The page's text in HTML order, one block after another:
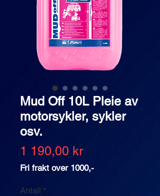
Mud Off 10L Pleie av
motorsykler, sykler
osv.
1 190,00 krPris
Fri frakt over 1000,-
Antall *